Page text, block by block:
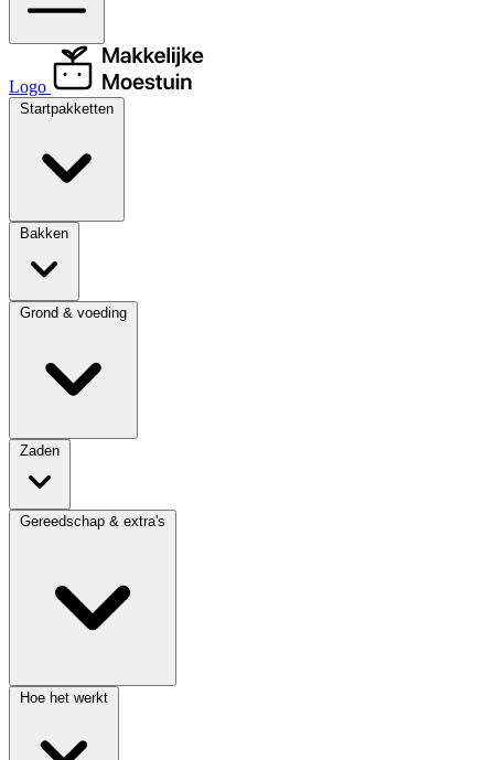
Logo
Startpakketten
Bakken
Grond & voeding
Zaden
Gereedschap & extra's
Hoe het werkt